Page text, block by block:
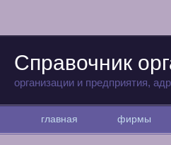
Справочник
организации и предприятия,
главная фирмы